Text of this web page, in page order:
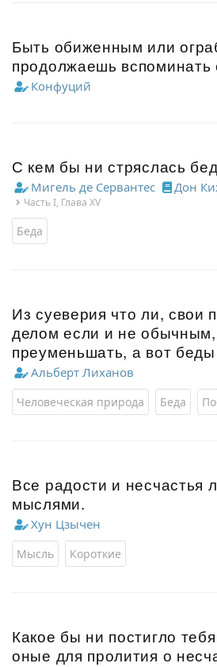
Быть обиженным или
продолжаешь вспоминать
Конфуций
С кем бы ни стряслась
Мигель де Сервантес Дон
Часть I, Глава XV
Беда
Из суеверия что ли, свои
делом если и не
преуменьшать, а вот
Альберт Лиханов
Человеческая природа Беда
Все радости и
мыслями.
Хун Цзычен
Мысль Короткие
Какое бы ни постигло
оные для пролития о